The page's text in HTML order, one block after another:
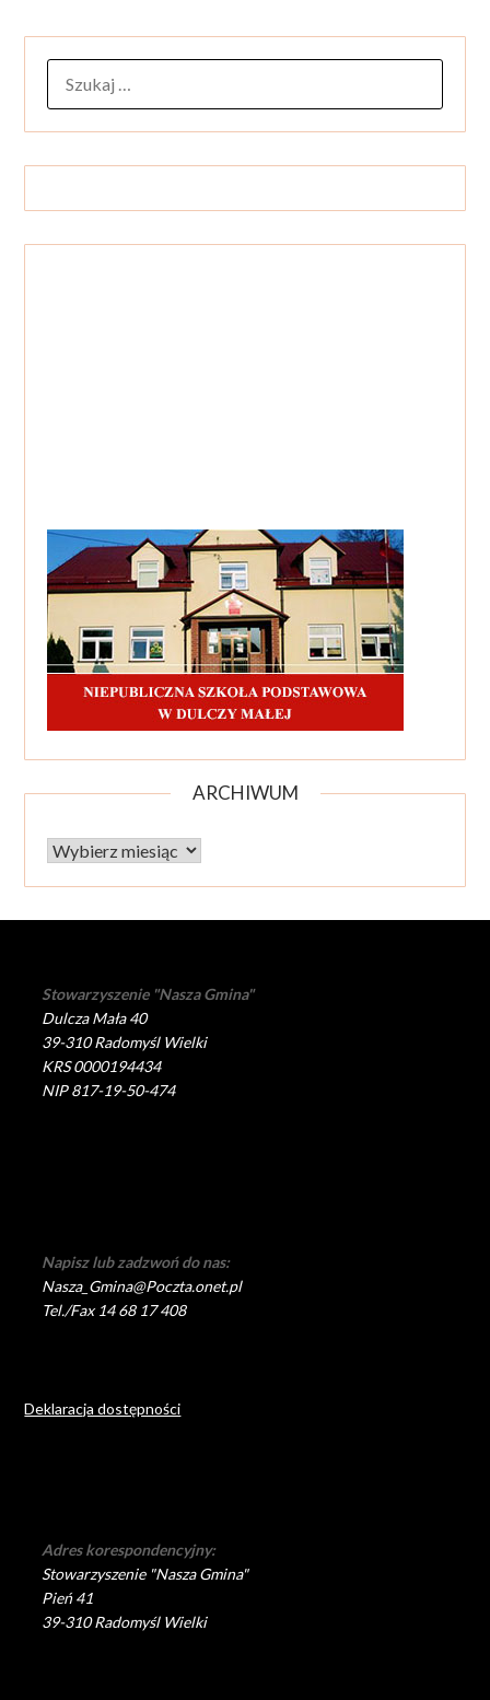
ARCHIWUM
Archiwum
Stowarzyszenie "Nasza Gmina"
Dulcza Mała 40
39-310 Radomyśl Wielki
KRS 0000194434
NIP 817-19-50-474
Napisz lub zadzwoń do nas:
Nasza_Gmina@Poczta.onet.pl
Tel./Fax 14 68 17 408
Deklaracja dostępności
Adres korespondencyjny:
Stowarzyszenie "Nasza Gmina"
Pień 41
39-310 Radomyśl Wielki